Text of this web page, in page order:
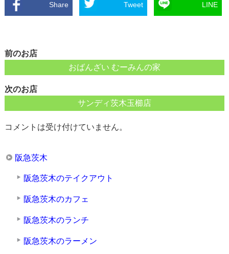
Share Tweet LINE
前のお店
おばんざい むーみんの家
次のお店
サンディ茨木玉櫛店
コメントは受け付けていません。
阪急茨木
阪急茨木のテイクアウト
阪急茨木のカフェ
阪急茨木のランチ
阪急茨木のラーメン